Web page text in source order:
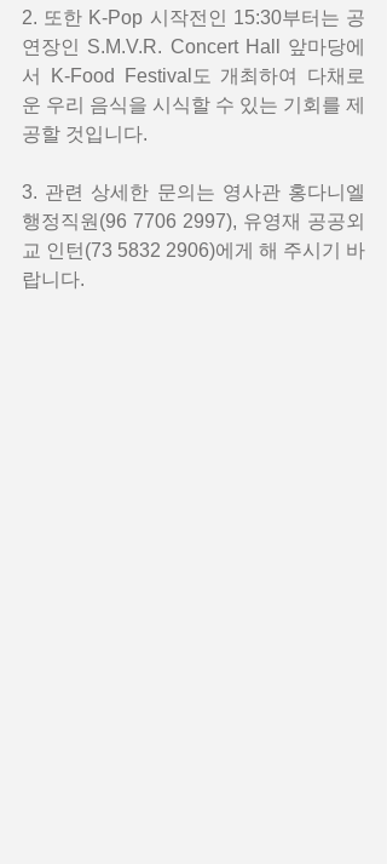
2. 또한 K-Pop 시작전인 15:30부터는 공
연장인 S.M.V.R. Concert Hall 앞마당에
서 K-Food Festival도 개최하여 다채로
운 우리 음식을 시식할 수 있는 기회를 제
공할 것입니다.
3. 관련 상세한 문의는 영사관 홍다니엘
행정직원(96 7706 2997), 유영재 공공외
교 인턴(73 5832 2906)에게 해 주시기 바
랍니다.